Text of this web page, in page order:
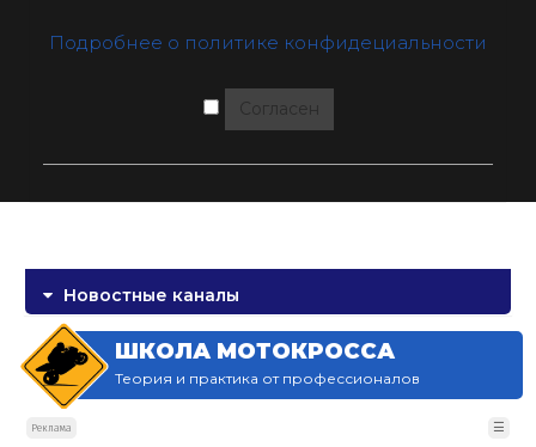
Подробнее о политике конфидециальности
Согласен
Новостные каналы
ШКОЛА МОТОКРОССА
Теория и практика от профессионалов
Реклама ☰